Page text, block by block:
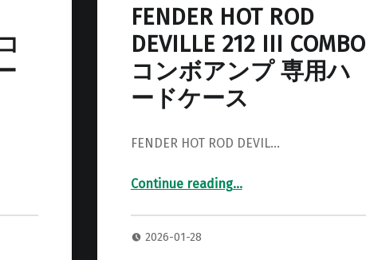
FENDER HOT ROD
DEVILLE 212 III COMBO
コンボアンプ 専用ハ
ードケース
FENDER HOT ROD DEVIL…
Continue reading“FENDER HOT ROD DEVILLE 212 III COMBO コンボアンプ 専用ハードケース”
…
2026-01-28